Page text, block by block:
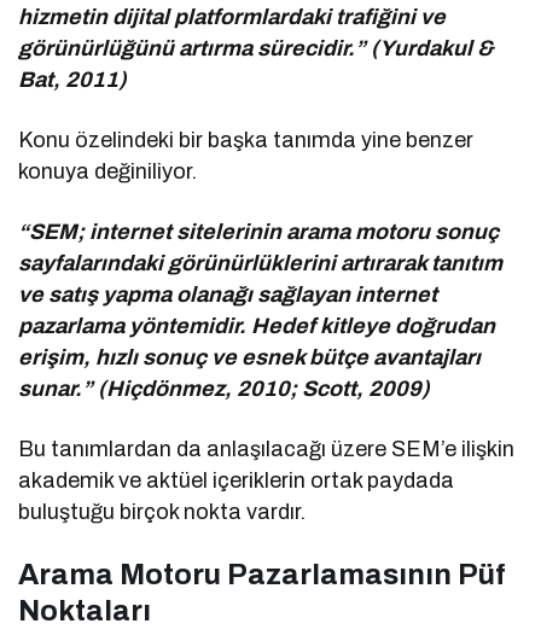
hizmetin dijital platformlardaki trafiğini ve
görünürlüğünü artırma sürecidir.” (Yurdakul &
Bat, 2011)
Konu özelindeki bir başka tanımda yine benzer
konuya değiniliyor.
“SEM; internet sitelerinin arama motoru sonuç
sayfalarındaki görünürlüklerini artırarak tanıtım
ve satış yapma olanağı sağlayan internet
pazarlama yöntemidir. Hedef kitleye doğrudan
erişim, hızlı sonuç ve esnek bütçe avantajları
sunar.” (Hiçdönmez, 2010; Scott, 2009)
Bu tanımlardan da anlaşılacağı üzere SEM’e ilişkin
akademik ve aktüel içeriklerin ortak paydada
buluştuğu birçok nokta vardır.
Arama Motoru Pazarlamasının Püf
Noktaları